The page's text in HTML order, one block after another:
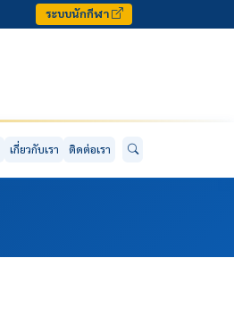
ระบบนักกีฬา
เกี่ยวกับเรา ติดต่อเรา